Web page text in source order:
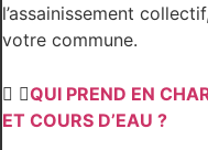
l’assainissement
votre commune.
QUI PREND EN
ET COURS D’EAU ?